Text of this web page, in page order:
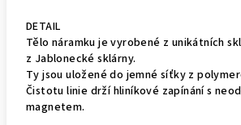
DETAIL
Tělo náramku je vyrobené z unikátních
z Jablonecké sklárny.
Ty jsou uložené do jemné síťky z
Čistotu linie drží hliníkové zapínání s
magnetem.